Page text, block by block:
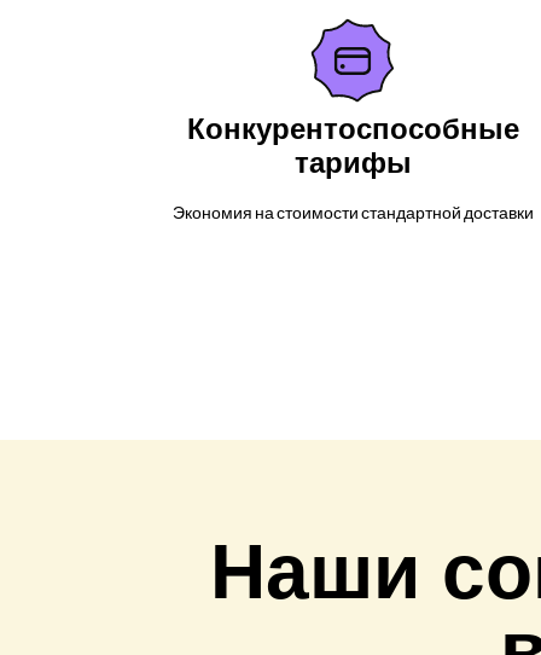
Конкурентоспособные
тарифы
Экономия на стоимости стандартной доставки
Наши